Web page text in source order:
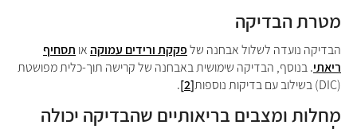
מטרת הבדיקה
הבדיקה נועדה לשלול אבחנה שלפקקת ורידים עמוקהאו תסחיף
ריאתי. בנוסף, הבדיקה שימושית באבחנה של קרישה תוך-כלית מפושטת
(
DIC) בשילוב עם בדיקות נוספות[2]
.
מחלות ומצבים בריאותיים שהבדיקה יכולה